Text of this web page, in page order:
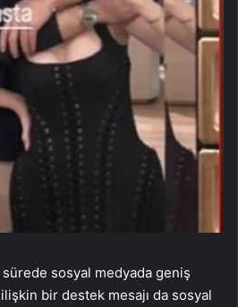
sürede sosyal medyada geniş
bir destek mesajı da sosyal